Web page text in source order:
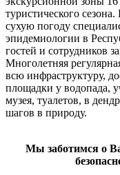
туристического
сухую погоду
эпидемиологии в
гостей и сотрудников
Многолетняя
всю инфраструктуру,
площадки у водопада,
музея, туалетов, в
шагов в природу.
Мы заботимся о